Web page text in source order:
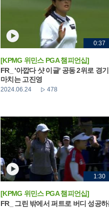
0:37
[KPMG 위민스 PGA 챔피언십]
FR_ '아깝다 샷 이글' 공동 2위로 경기
마치는 고진영
2024.06.24 478
1:30
[KPMG 위민스 PGA 챔피언십]
FR_ 그린 밖에서 퍼트로 버디 성공